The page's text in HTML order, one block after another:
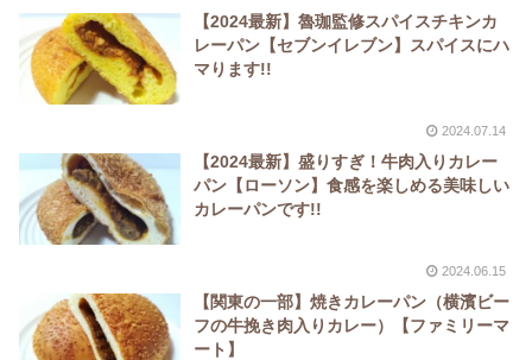
【2024最新】魯珈監修スパイスチキンカ
レーパン【セブンイレブン】スパイスにハ
マります!!
2024.07.14
【2024最新】盛りすぎ！牛肉入りカレー
パン【ローソン】食感を楽しめる美味しい
カレーパンです!!
2024.06.15
【関東の一部】焼きカレーパン（横濱ビー
フの牛挽き肉入りカレー）【ファミリーマ
ート】